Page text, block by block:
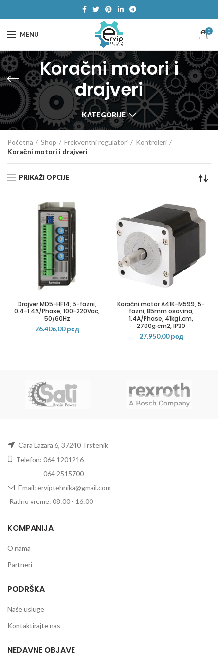
MENU 0
Koračni motori i
drajveri
KATEGORIJE
Početna Shop Frekventni regulatori
Kontroleri
Koračni motori i drajveri
PRIKAŽI OPCIJE
Drajver MD5-HF14, 5-fazni,
0.4-1.4A/Phase, 100-220Vac,
50/60Hz
26.406,00рсд
Koračni motor A41K-M599, 5-
fazni, 85mm osovina,
1.4A/Phase, 41kgf.cm,
2700g·cm2, IP30
27.950,00рсд
Cara Lazara 6, 37240 Trstenik
Telefon: 064 1201216
064 2515700
Email: erviptehnika@gmail.com
Radno vreme: 08:00 - 16:00
KOMPANIJA
O nama
Partneri
PODRŠKA
Naše usluge
Kontaktirajte nas
NEDAVNE OBJAVE